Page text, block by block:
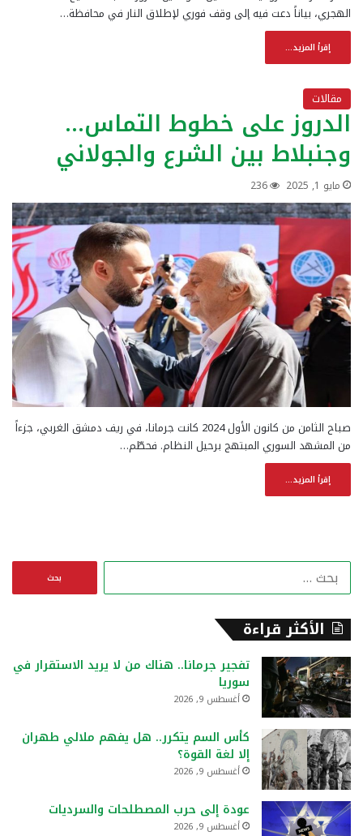
الهجري، بياناً دعت فيه إلى وقف فوري لإطلاق النار في محافظة…
إقرأ المزيد...
مقالات
الدروز على خطوط التماس…
وجنبلاط بين الشرع والجولاني
مايو 1, 2025 236
صباح الثامن من كانون الأول 2024 كانت جرمانا، في ريف دمشق الغربي، جزءاً
من المشهد السوري المبتهج برحيل النظام. فحطّم…
إقرأ المزيد...
ن
الأكثر قراءة
تفجير جرمانا.. هناك من لا يريد الاستقرار في
سوريا
أغسطس 9, 2026
كأس السم يتكرر.. هل يفهم ملالي طهران
إلا لغة القوة؟
أغسطس 9, 2026
عودة إلى حرب المصطلحات والسرديات
أغسطس 9, 2026